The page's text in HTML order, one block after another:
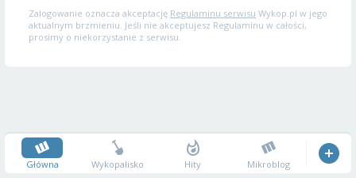
Zalogowanie oznacza akceptację Regulaminu serwisu Wykop.pl w jego
aktualnym brzmieniu. Jeśli nie akceptujesz Regulaminu w całości,
prosimy o niekorzystanie z serwisu.
Główna Wykopalisko Hity Mikroblog